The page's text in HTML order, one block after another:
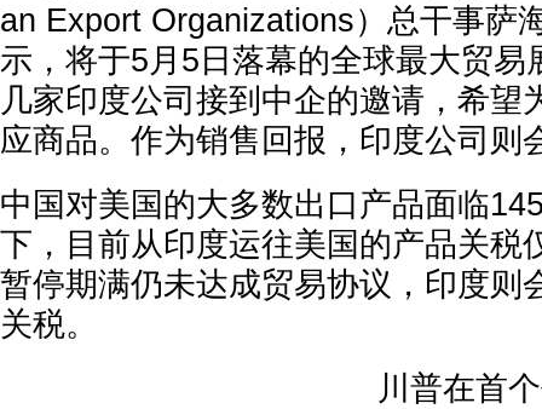
an Export Organizations）总干事萨
示，将于5月5日落幕的全球最大贸易
几家印度公司接到中企的邀请，希望
应商品。作为销售回报，印度公司则
中国对美国的大多数出口产品面临
下，目前从印度运往美国的产品关税
暂停期满仍未达成贸易协议，印度则
关税。
川普在首